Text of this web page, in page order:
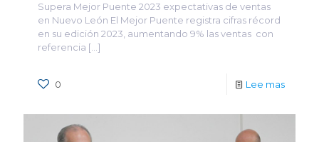
Supera Mejor Puente 2023 expectativas de ventas
en Nuevo León El Mejor Puente registra cifras récord
en su edición 2023, aumentando 9% las ventas con
referencia […]
0 Lee mas